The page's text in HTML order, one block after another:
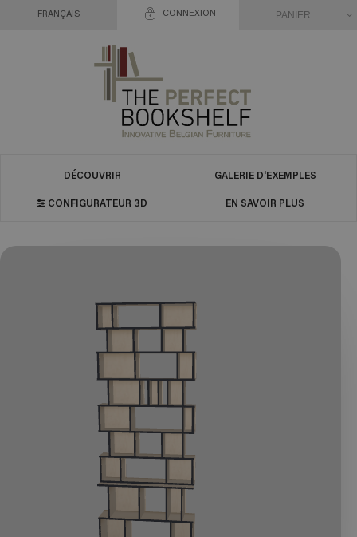
CONNEXION
FRANÇAIS PANIER
DÉCOUVRIR GALERIE D'EXEMPLES
CONFIGURATEUR 3D EN SAVOIR PLUS